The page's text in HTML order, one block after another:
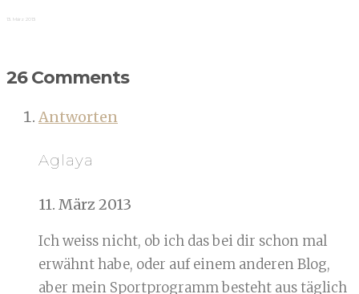
13. März 2013
26 Comments
Antworten
Aglaya
11. März 2013
Ich weiss nicht, ob ich das bei dir schon mal
erwähnt habe, oder auf einem anderen Blog,
aber mein Sportprogramm besteht aus täglich